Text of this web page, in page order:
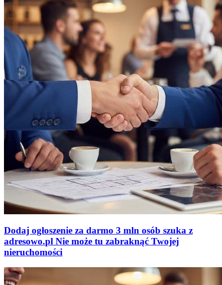
Dodaj ogłoszenie za darmo 3 mln osób szuka z
adresowo.pl Nie może tu zabraknąć Twojej
nieruchomości